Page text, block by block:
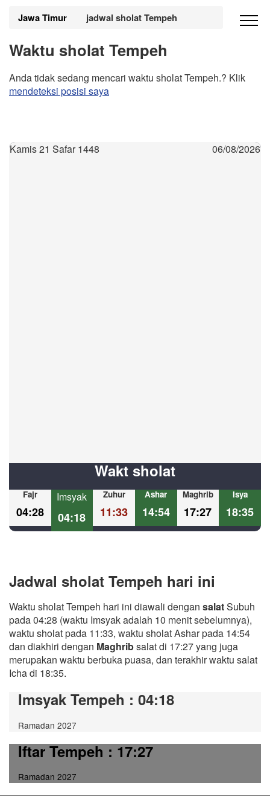
Jawa Timur jadwal sholat Tempeh
Waktu sholat Tempeh
Anda tidak sedang mencari waktu sholat Tempeh.? Klik
mendeteksi posisi saya
Kamis 21 Safar 1448 06/08/2026
Wakt sholat
Fajr
04:28
Imsyak
04:18
Zuhur
11:33
Ashar
14:54
Maghrib
17:27
Isya
18:35
Jadwal sholat Tempeh hari ini
Waktu sholat Tempeh hari ini diawali dengan salatSubuh
pada 04:28 (waktu Imsyak adalah 10 menit sebelumnya),
waktu sholat pada 11:33, waktu sholat Ashar pada 14:54
dan diakhiri dengan Maghribsalat di 17:27 yang juga
merupakan waktu berbuka puasa, dan terakhir waktu salat
Icha di 18:35.
Imsyak Tempeh : 04:18
Ramadan 2027
Iftar Tempeh: 17:27
Ramadan 2027